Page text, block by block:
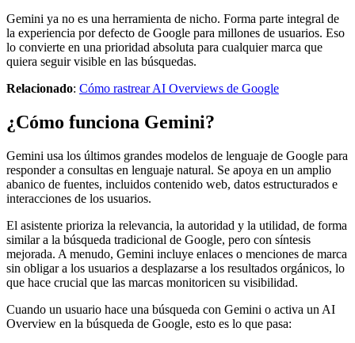
Gemini ya no es una herramienta de nicho. Forma parte integral de
la experiencia por defecto de Google para millones de usuarios. Eso
lo convierte en una prioridad absoluta para cualquier marca que
quiera seguir visible en las búsquedas.
Relacionado: Cómo rastrear AI Overviews de Google
¿Cómo funciona Gemini?
Gemini usa los últimos grandes modelos de lenguaje de Google para
responder a consultas en lenguaje natural. Se apoya en un amplio
abanico de fuentes, incluidos contenido web, datos estructurados e
interacciones de los usuarios.
El asistente prioriza la relevancia, la autoridad y la utilidad, de forma
similar a la búsqueda tradicional de Google, pero con síntesis
mejorada. A menudo, Gemini incluye enlaces o menciones de marca
sin obligar a los usuarios a desplazarse a los resultados orgánicos, lo
que hace crucial que las marcas monitoricen su visibilidad.
Cuando un usuario hace una búsqueda con Gemini o activa un AI
Overview en la búsqueda de Google, esto es lo que pasa: